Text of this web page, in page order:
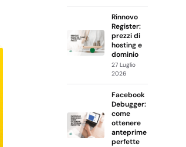
Rinnovo
Register:
prezzi di
hosting e
dominio
27 Luglio
2026
Facebook
Debugger:
come
ottenere
anteprime
perfette